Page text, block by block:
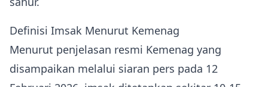
Definisi Imsak Menurut Kemenag
Menurut penjelasan resmi Kemenag yang
disampaikan melalui siaran pers pada 12